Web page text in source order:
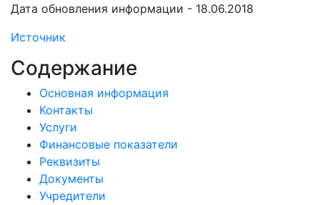
Дата обновления информации - 18.06.2018
Источник
Содержание
Основная информация
Контакты
Услуги
Финансовые показатели
Реквизиты
Документы
Учредители